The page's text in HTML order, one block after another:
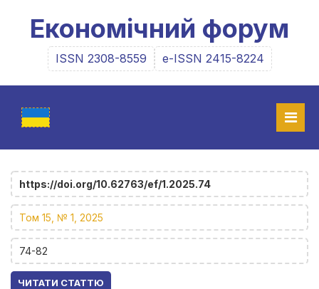
Економічний форум
ISSN 2308-8559 e-ISSN 2415-8224
https://doi.org/10.62763/ef/1.2025.74
Том 15, № 1, 2025
74-82
ЧИТАТИ СТАТТЮ